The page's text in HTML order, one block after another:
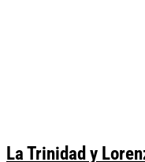
La Trinidad y